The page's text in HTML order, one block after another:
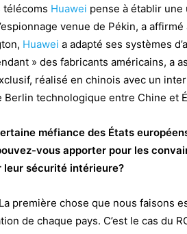
télécoms Huawei pense à établir une
venue de Pékin, a
Huawei a adapté ses systèmes
» des fabricants américains, a
réalisé en chinois avec un
Berlin technologique entre Chine et
méfiance des États
vous apporter pour les
leur sécurité intérieure?
première chose que nous faisons
de chaque pays. C’est le cas du